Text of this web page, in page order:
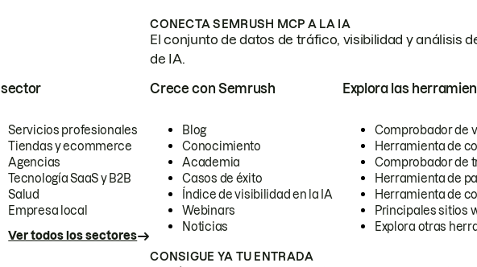
CONECTA SEMRUSH MCP A LA IA
El conjunto de datos de tráfico, visibilidad y análisis
de IA.
sector
Servicios profesionales
Tiendas y ecommerce
Agencias
Tecnología SaaS y B2B
Salud
Empresa local
Ver todos los sectores
Crece con Semrush
Blog
Conocimiento
Academia
Casos de éxito
Índice de visibilidad en la IA
Webinars
Noticias
Explora las
Comprobador de
Herramienta de
Comprobador de
Herramienta de
Herramienta de
Principales sitios
Explora otras
CONSIGUE YA TU ENTRADA